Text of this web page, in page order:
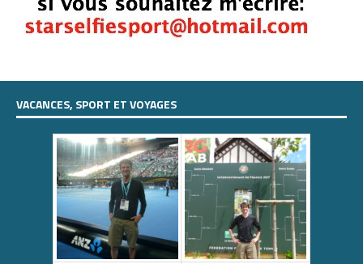
VACANCES, SPORT ET VOYAGES